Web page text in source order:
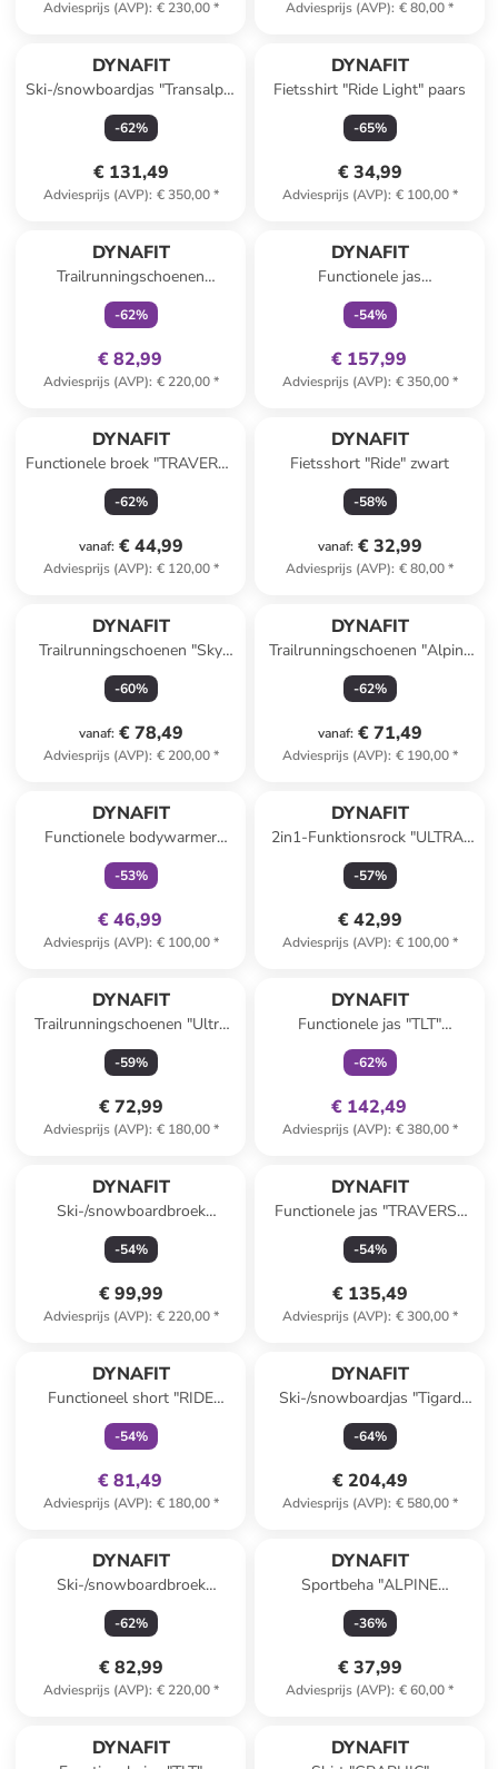
Adviesprijs (AVP): € 230,00* Adviesprijs (AVP): € 80,00*
DYNAFIT
Ski-/snowboardjas "Transalper
GTX" rood
-62%
€ 131,49
Adviesprijs (AVP): € 350,00*
DYNAFIT
Fietsshirt "Ride Light" paars
-65%
€ 34,99
Adviesprijs (AVP): € 100,00*
DYNAFIT
Trailrunningschoenen
"TRAVERSE GTX" turquoise
-62%
€ 82,99
Adviesprijs (AVP): € 220,00*
DYNAFIT
Functionele jas
"TRANSALPER GTX"
groen/bordeaux
-54%
€ 157,99
Adviesprijs (AVP): € 350,00*
DYNAFIT
Functionele broek "TRAVERSE
DST" turquoise
-62%
vanaf: € 44,99
Adviesprijs (AVP): € 120,00*
DYNAFIT
Fietsshort "Ride" zwart
-58%
vanaf: € 32,99
Adviesprijs (AVP): € 80,00*
DYNAFIT
Trailrunningschoenen "Sky
DNA" wit/zwart
-60%
vanaf: € 78,49
Adviesprijs (AVP): € 200,00*
DYNAFIT
Trailrunningschoenen "Alpine
DNA" zwart/grijs
-62%
vanaf: € 71,49
Adviesprijs (AVP): € 190,00*
DYNAFIT
Functionele bodywarmer
"VERT WIND" zwart
-53%
€ 46,99
Adviesprijs (AVP): € 100,00*
DYNAFIT
2in1-Funktionsrock "ULTRA"
kaki
-57%
€ 42,99
Adviesprijs (AVP): € 100,00*
DYNAFIT
Trailrunningschoenen "Ultra
100 GTX" paars/turquoise
-59%
€ 72,99
Adviesprijs (AVP): € 180,00*
DYNAFIT
Functionele jas "TLT"
turquoise/donkerblauw
-62%
€ 142,49
Adviesprijs (AVP): € 380,00*
DYNAFIT
Ski-/snowboardbroek
"Mercury 2 DST" groen
-54%
€ 99,99
Adviesprijs (AVP): € 220,00*
DYNAFIT
Functionele jas "TRAVERSE
GTX" petrol
-54%
€ 135,49
Adviesprijs (AVP): € 300,00*
DYNAFIT
Functioneel short "RIDE
LIGHT 2IN1" donkerblauw
-54%
€ 81,49
Adviesprijs (AVP): € 180,00*
DYNAFIT
Ski-/snowboardjas "Tigard
GTX" paars/lichtblauw
-64%
€ 204,49
Adviesprijs (AVP): € 580,00*
DYNAFIT
Ski-/snowboardbroek
"Mercury" bordeaux
-62%
€ 82,99
Adviesprijs (AVP): € 220,00*
DYNAFIT
Sportbeha "ALPINE
GRAPHIC" wit
-36%
€ 37,99
Adviesprijs (AVP): € 60,00*
DYNAFIT DYNAFIT